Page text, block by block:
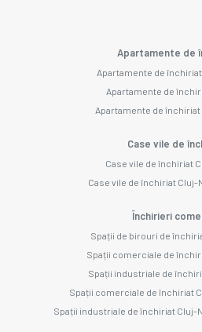
Apartamente de
Apartamente de
Apartamente de
Apartamente de
Case vile de
Case vile de închiriat
Case vile de închiriat Cluj-
Închirieri
Spații de birouri de
Spații comerciale de
Spații industriale de
Spații comerciale de închiriat
Spații industriale de închiriat Cluj-